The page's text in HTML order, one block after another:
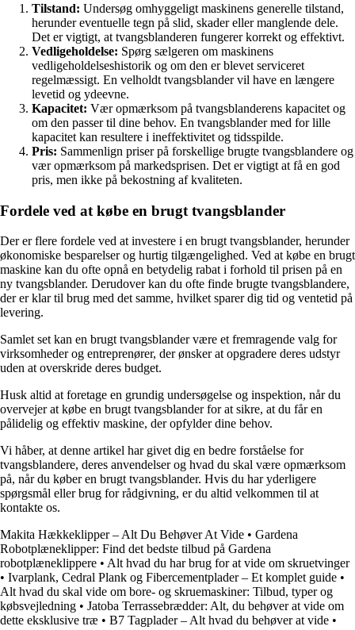
Tilstand: Undersøg omhyggeligt maskinens generelle tilstand,
herunder eventuelle tegn på slid, skader eller manglende dele.
Det er vigtigt, at tvangsblanderen fungerer korrekt og effektivt.
Vedligeholdelse: Spørg sælgeren om maskinens
vedligeholdelseshistorik og om den er blevet serviceret
regelmæssigt. En velholdt tvangsblander vil have en længere
levetid og ydeevne.
Kapacitet: Vær opmærksom på tvangsblanderens kapacitet og
om den passer til dine behov. En tvangsblander med for lille
kapacitet kan resultere i ineffektivitet og tidsspilde.
Pris: Sammenlign priser på forskellige brugte tvangsblandere og
vær opmærksom på markedsprisen. Det er vigtigt at få en god
pris, men ikke på bekostning af kvaliteten.
Fordele ved at købe en brugt tvangsblander
Der er flere fordele ved at investere i en brugt tvangsblander, herunder
økonomiske besparelser og hurtig tilgængelighed. Ved at købe en brugt
maskine kan du ofte opnå en betydelig rabat i forhold til prisen på en
ny tvangsblander. Derudover kan du ofte finde brugte tvangsblandere,
der er klar til brug med det samme, hvilket sparer dig tid og ventetid på
levering.
Samlet set kan en brugt tvangsblander være et fremragende valg for
virksomheder og entreprenører, der ønsker at opgradere deres udstyr
uden at overskride deres budget.
Husk altid at foretage en grundig undersøgelse og inspektion, når du
overvejer at købe en brugt tvangsblander for at sikre, at du får en
pålidelig og effektiv maskine, der opfylder dine behov.
Vi håber, at denne artikel har givet dig en bedre forståelse for
tvangsblandere, deres anvendelser og hvad du skal være opmærksom
på, når du køber en brugt tvangsblander. Hvis du har yderligere
spørgsmål eller brug for rådgivning, er du altid velkommen til at
kontakte os.
Makita Hækkeklipper – Alt Du Behøver At Vide • Gardena
Robotplæneklipper: Find det bedste tilbud på Gardena
robotplæneklippere • Alt hvad du har brug for at vide om skruetvinger
• Ivarplank, Cedral Plank og Fibercementplader – Et komplet guide •
Alt hvad du skal vide om bore- og skruemaskiner: Tilbud, typer og
købsvejledning • Jatoba Terrassebrædder: Alt, du behøver at vide om
dette eksklusive træ • B7 Tagplader – Alt hvad du behøver at vide •